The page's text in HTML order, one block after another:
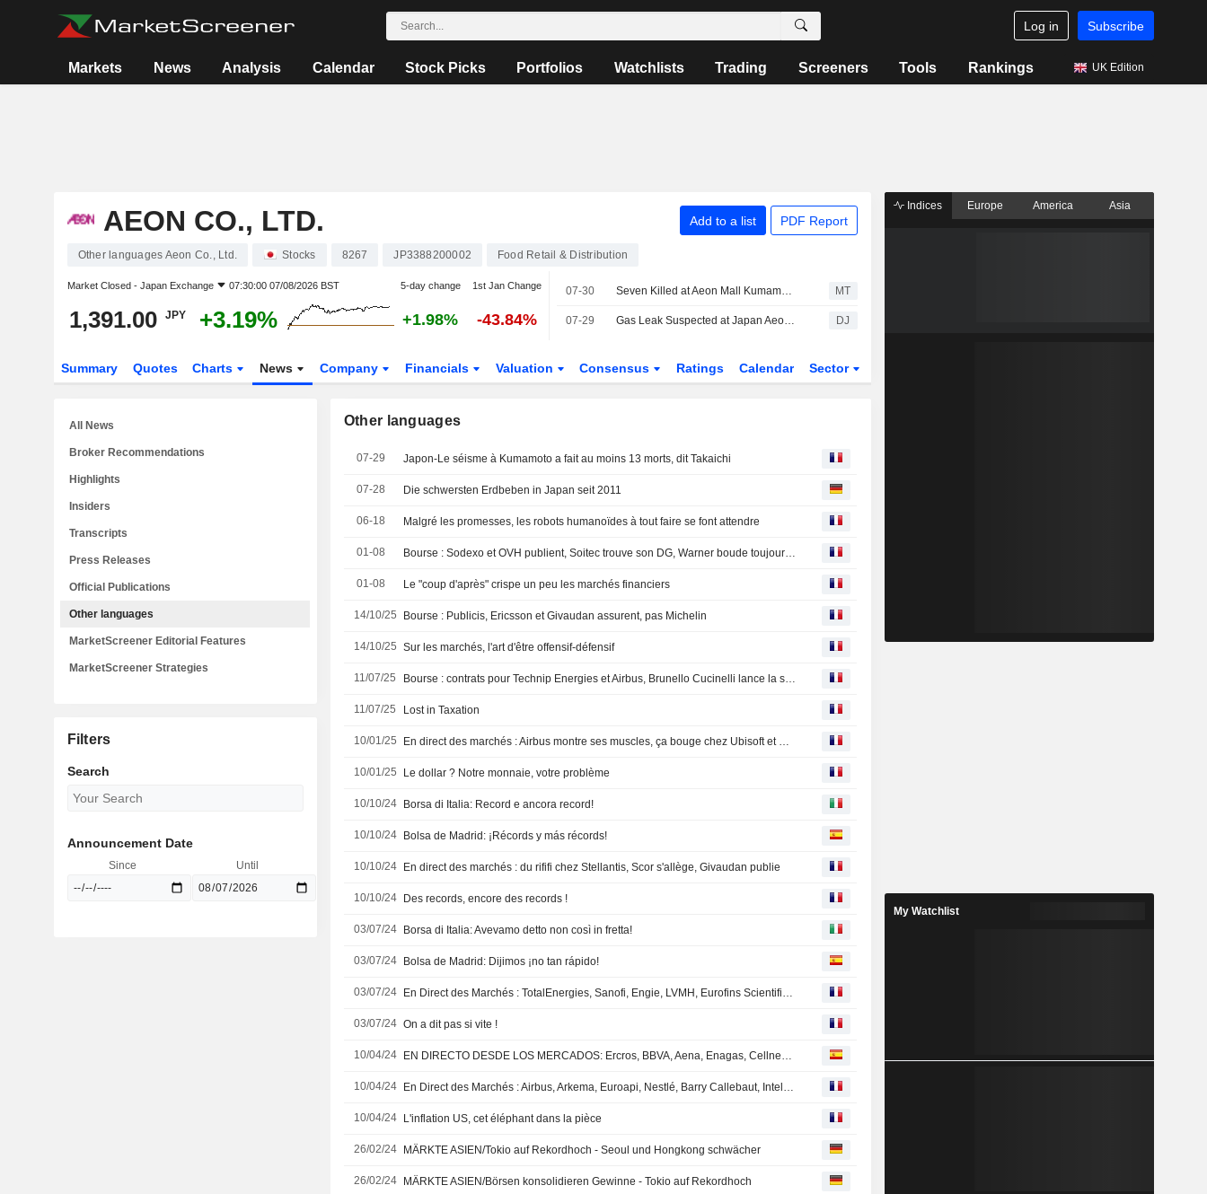
Log in Subscribe
Markets News Analysis Calendar Stock Picks Portfolios Watchlists Trading Screeners Tools Rankings UK Edition
AEON CO., LTD. Add to a list PDF Report
Other languages Aeon Co., Ltd. Stocks 8267 JP3388200002 Food Retail & Distribution
Market Closed - Japan Exchange 07:30:00 07/08/2026 BST 5-day change 1st Jan Change
1,391.00 JPY +3.19% +1.98% -43.84%
07-30 Seven Killed at Aeon Mall Kumamoto Explosion After Major Earthquake MT
07-29 Gas Leak Suspected at Japan Aeon Mall Blast; 3 Dead, 3 Missing DJ
Summary Quotes Charts News Company Financials Valuation Consensus Ratings Calendar Sector
Other languages
07-29 Japon-Le séisme à Kumamoto a fait au moins 13 morts, dit Takaichi
07-28 Die schwersten Erdbeben in Japan seit 2011
06-18 Malgré les promesses, les robots humanoïdes à tout faire se font attendre
01-08 Bourse : Sodexo et OVH publient, Soitec trouve son DG, Warner boude toujours Paramount
01-08 Le "coup d'après" crispe un peu les marchés financiers
14/10/25 Bourse : Publicis, Ericsson et Givaudan assurent, pas Michelin
14/10/25 Sur les marchés, l'art d'être offensif-défensif
11/07/25 Bourse : contrats pour Technip Energies et Airbus, Brunello Cucinelli lance la saison des trimestriels dans le luxe
11/07/25 Lost in Taxation
10/01/25 En direct des marchés : Airbus montre ses muscles, ça bouge chez Ubisoft et Prada lorgne Versace
10/01/25 Le dollar ? Notre monnaie, votre problème
10/10/24 Borsa di Italia: Record e ancora record!
10/10/24 Bolsa de Madrid: ¡Récords y más récords!
10/10/24 En direct des marchés : du rififi chez Stellantis, Scor s'allège, Givaudan publie
10/10/24 Des records, encore des records !
03/07/24 Borsa di Italia: Avevamo detto non così in fretta!
03/07/24 Bolsa de Madrid: Dijimos ¡no tan rápido!
03/07/24 En Direct des Marchés : TotalEnergies, Sanofi, Engie, LVMH, Eurofins Scientific, Eli Lilly, Apple...
03/07/24 On a dit pas si vite !
10/04/24 EN DIRECTO DESDE LOS MERCADOS: Ercros, BBVA, Aena, Enagas, Cellnex, Santander, Sabadell, Nestlé, Nvidia, Apple, Boeing, Intel ...
10/04/24 En Direct des Marchés : Airbus, Arkema, Euroapi, Nestlé, Barry Callebaut, Intel, Boeing, Alibaba...
10/04/24 L'inflation US, cet éléphant dans la pièce
26/02/24 MÄRKTE ASIEN/Tokio auf Rekordhoch - Seoul und Hongkong schwächer
26/02/24 MÄRKTE ASIEN/Börsen konsolidieren Gewinne - Tokio auf Rekordhoch
All News
Broker Recommendations
Highlights
Insiders
Transcripts
Press Releases
Official Publications
Other languages
MarketScreener Editorial Features
MarketScreener Strategies
Filters
Search
Announcement Date
Since Until
Indices Europe America Asia
My Watchlist